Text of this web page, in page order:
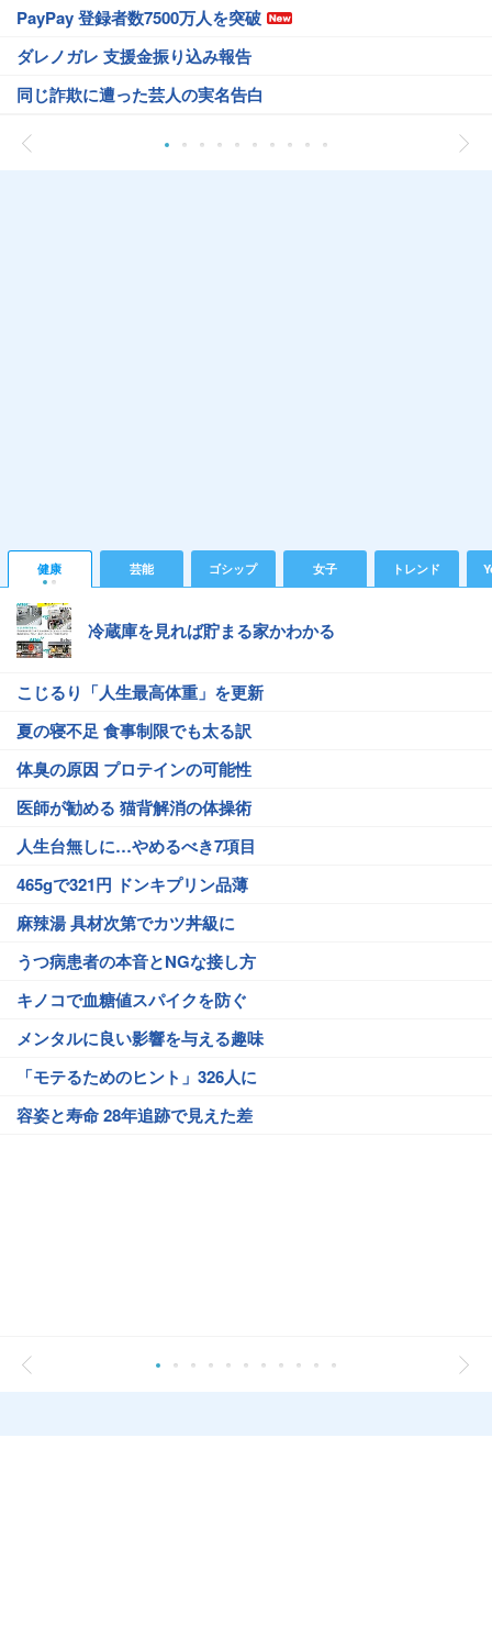
PayPay 登録者数7500万人を突破
ダレノガレ 支援金振り込み報告
同じ詐欺に遭った芸人の実名告白
健康 芸能 ゴシップ 女子 トレンド
冷蔵庫を見れば貯まる家かわかる
こじるり「人生最高体重」を更新
夏の寝不足 食事制限でも太る訳
体臭の原因 プロテインの可能性
医師が勧める 猫背解消の体操術
人生台無しに…やめるべき7項目
465gで321円 ドンキプリン品薄
麻辣湯 具材次第でカツ丼級に
うつ病患者の本音とNGな接し方
キノコで血糖値スパイクを防ぐ
メンタルに良い影響を与える趣味
「モテるためのヒント」326人に
容姿と寿命 28年追跡で見えた差